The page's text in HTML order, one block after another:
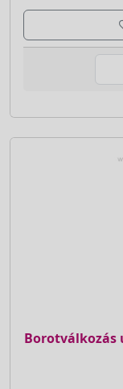
Borotválkozás